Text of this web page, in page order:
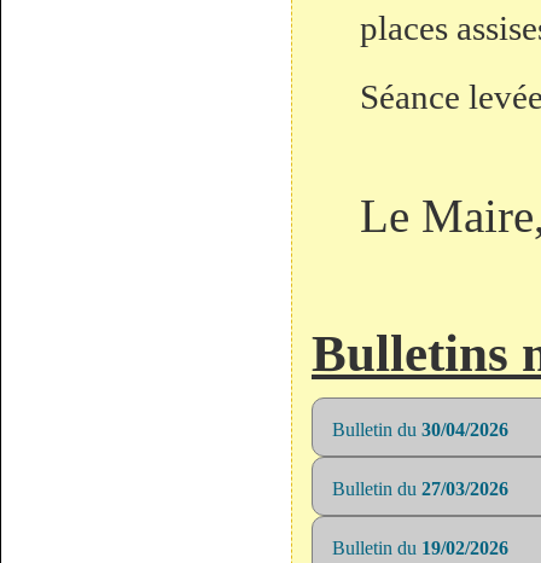
places
Séance
Le
Bulletins
Bulletin du 30/04/2026
Bulletin du 27/03/2026
Bulletin du 19/02/2026